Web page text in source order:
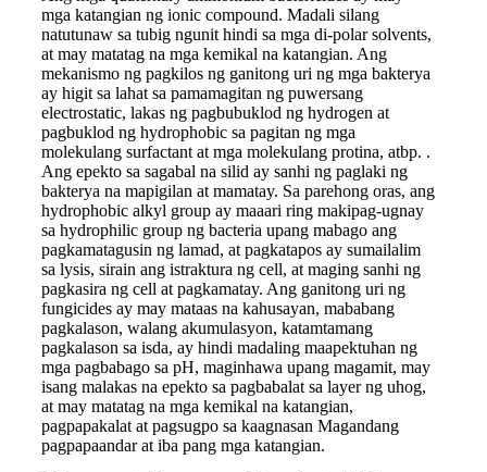
mga katangian ng ionic compound. Madali silang
natutunaw sa tubig ngunit hindi sa mga di-polar solvents,
at may matatag na mga kemikal na katangian. Ang
mekanismo ng pagkilos ng ganitong uri ng mga bakterya
ay higit sa lahat sa pamamagitan ng puwersang
electrostatic, lakas ng pagbubuklod ng hydrogen at
pagbuklod ng hydrophobic sa pagitan ng mga
molekulang surfactant at mga molekulang protina, atbp. .
Ang epekto sa sagabal na silid ay sanhi ng paglaki ng
bakterya na mapigilan at mamatay. Sa parehong oras, ang
hydrophobic alkyl group ay maaari ring makipag-ugnay
sa hydrophilic group ng bacteria upang mabago ang
pagkamatagusin ng lamad, at pagkatapos ay sumailalim
sa lysis, sirain ang istraktura ng cell, at maging sanhi ng
pagkasira ng cell at pagkamatay. Ang ganitong uri ng
fungicides ay may mataas na kahusayan, mababang
pagkalason, walang akumulasyon, katamtamang
pagkalason sa isda, ay hindi madaling maapektuhan ng
mga pagbabago sa pH, maginhawa upang magamit, may
isang malakas na epekto sa pagbabalat sa layer ng uhog,
at may matatag na mga kemikal na katangian,
pagpapakalat at pagsugpo sa kaagnasan Magandang
pagpapaandar at iba pang mga katangian.